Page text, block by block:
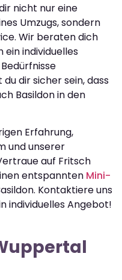
nicht nur eine
Umzugs, sondern
Wir beraten dich
individuelles
dir sicher sein, dass
Basildon in den
Erfahrung,
und unserer
auf Fritsch
entspannten Mini-
Kontaktiere uns
individuelles Angebot!